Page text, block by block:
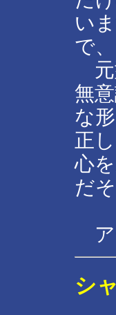
い
で
元
無
な
正
心
だ
ア
シ